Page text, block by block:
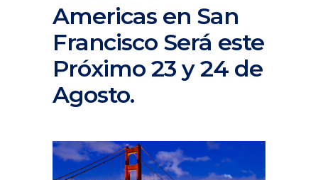
Americas en San
Francisco Será este
Próximo 23 y 24 de
Agosto.